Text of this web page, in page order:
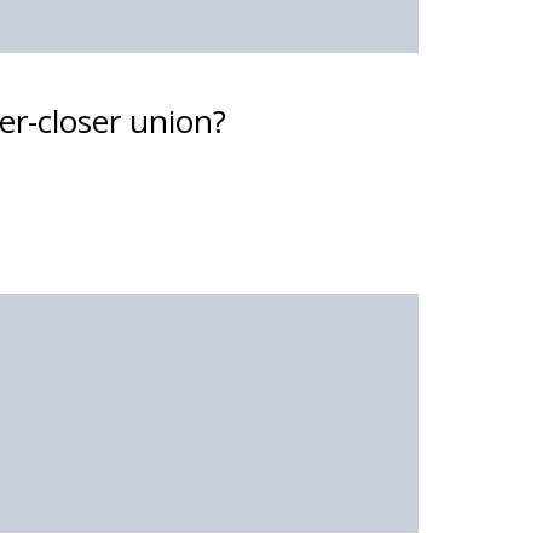
closer union?